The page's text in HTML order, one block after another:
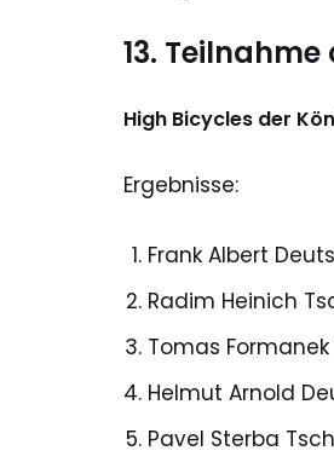
13.
High Bicycles der
Ergebnisse:
Frank Albert
Radim Heinich
Tomas
Helmut Arnold
Pavel Sterba